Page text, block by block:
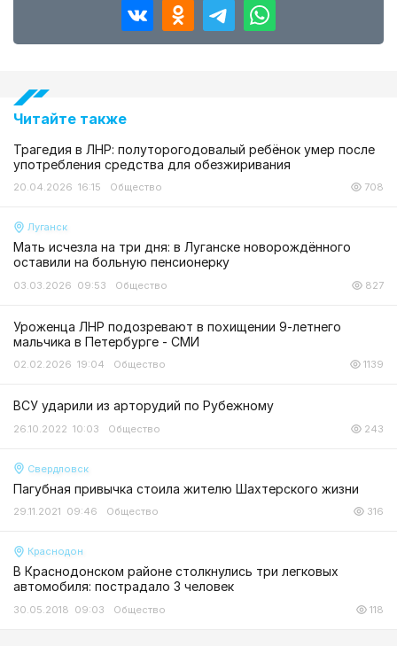
Читайте также
Трагедия в ЛНР: полуторогодовалый ребёнок умер после
употребления средства для обезжиривания
20.04.2026 16:15 Общество 708
Луганск
Мать исчезла на три дня: в Луганске новорождённого
оставили на больную пенсионерку
03.03.2026 09:53 Общество 827
Уроженца ЛНР подозревают в похищении 9-летнего
мальчика в Петербурге - СМИ
02.02.2026 19:04 Общество 1139
ВСУ ударили из арторудий по Рубежному
26.10.2022 10:03 Общество 243
Свердловск
Пагубная привычка стоила жителю Шахтерского жизни
29.11.2021 09:46 Общество 316
Краснодон
В Краснодонском районе столкнулись три легковых
автомобиля: пострадало 3 человек
30.05.2018 09:03 Общество 118